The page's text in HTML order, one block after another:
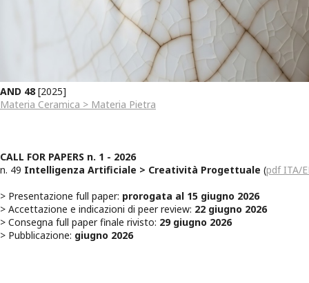
AND 48[2025]
Materia Ceramica > Materia Pietra
CALL FOR PAPERS n. 1 - 2026
n. 49 Intelligenza Artificiale > Creatività Progettuale (pdf ITA/
> Presentazione full paper: prorogata al 15 giugno 2026
> Accettazione e indicazioni di peer review: 22 giugno 2026
> Consegna full paper finale rivisto: 29 giugno 2026
> Pubblicazione: giugno 2026